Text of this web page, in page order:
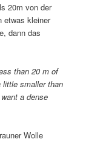
20m von der
etwas kleiner
dann das
than 20 m of
little smaller than
a dense
Wolle